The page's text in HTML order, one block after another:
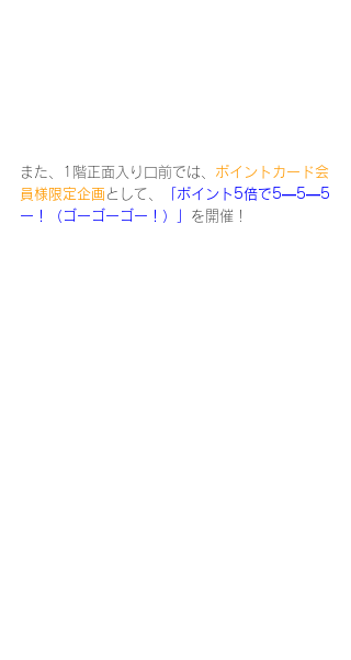
また、1階正面入り口前では、 ポイントカード会
員様限定企画 として、
「ポイント5倍で5―5―5
ー！（ゴーゴーゴー！）」 を開催！